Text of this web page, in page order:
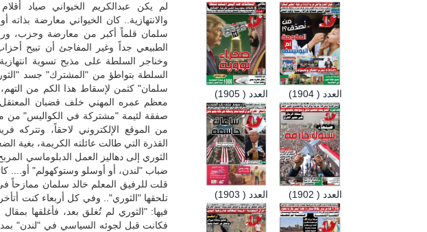
لم يكن عبدالكريم الخيواني صياد
والانتهازية.. كان الخيواني معارضة
سلمان قلماً أكبر من معارضة وحزب،
الطبيعي جداً وغير المفاجئ أن تبيح
سلمان" كثمن لإسقاط هذا الكم من
معظم عمره المهني خلف قضبان المعتقل،
صفقة لئيمة "مشتركة في الكواليس" من
من الموقع الإلكتروني لاحقاً، وتتركه
القذرة التي طالت عائلته الكريمة،
الثوري إلى دهاليز العمل الدبلوماسي
ضباب "لندن، أو أوسلو وستوكهولم" أو....
تلحقها "الثوري".. وفي كل أربعاء كنت
فيها: "الثوري لم تُغلق بعد، فأغلقها
فكانت قبل لجوئه السياسي في "لندن"
العدد ( 1905) العدد ( 1904)
العدد ( 1903) العدد ( 1902)